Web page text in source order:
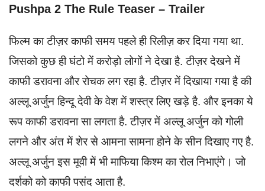
Pushpa 2 The Rule Teaser – Trailer
फिल्म का टीज़र काफी समय पहले ही रिलीज़ कर दिया गया था.
जिसको कुछ ही घंटो में करोड़ो लोगों ने देखा है. टीज़र देखने में
काफी डरावना और रोचक लग रहा है. टीज़र में दिखाया गया है की
अल्लू अर्जुन हिन्दू देवी के वेश में शस्त्र लिए खड़े है. और इनका ये
रूप काफी डरावना सा लगता है. टीज़र में अल्लू अर्जुन को गोली
लगने और अंत में शेर से आमना सामना होने के सीन दिखाए गए है.
अल्लू अर्जुन इस मूवी में भी माफिया किश्म का रोल निभाएंगे। जो
दर्शको को काफी पसंद आता है.